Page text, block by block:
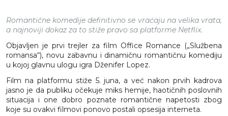
Romantične komedije definitivno se vraćaju na velika vrata,
a najnoviji dokaz za to stiže pravo sa platforme Netflix.
Objavljen je prvi trejler za film Office Romance („Službena
romansa“), novu zabavnu i dinamičnu romantičnu komediju
u kojoj glavnu ulogu igra Dženifer Lopez.
Film na platformu stiže 5. juna, a već nakon prvih kadrova
jasno je da publiku očekuje miks hemije, haotičnih poslovnih
situacija i one dobro poznate romantične napetosti zbog
koje su ovakvi filmovi ponovo postali opsesija interneta.